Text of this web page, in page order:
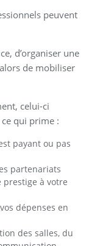
peuvent
d’organiser une
de mobiliser
celui-ci
qui prime :
payant ou pas
partenariats
à votre
dépenses en
des salles, du